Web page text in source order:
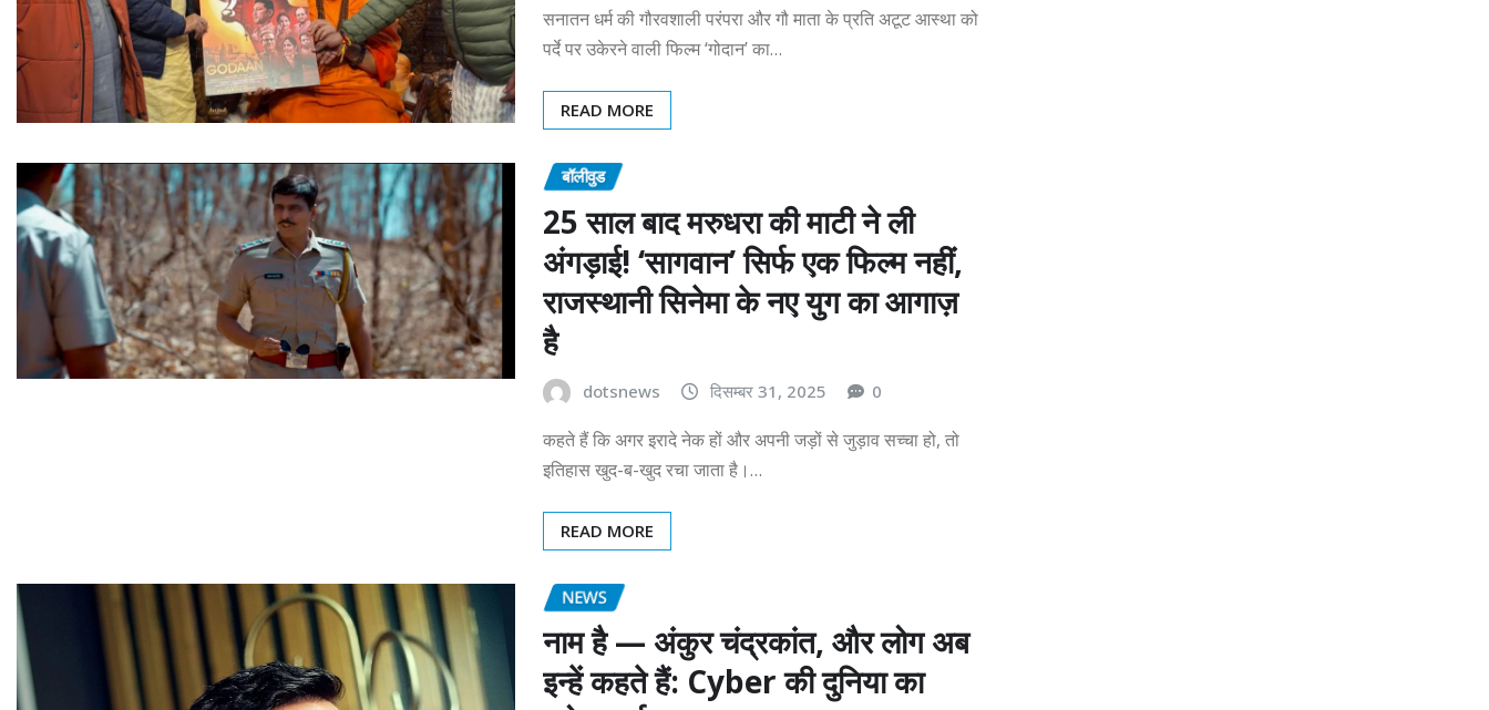
सनातन धर्म की गौरवशाली परंपरा और गौ माता के प्रति अटूट आस्था को
पर्दे पर उकेरने वाली फिल्म ‘गोदान’ का…
READ MORE
बॉलीवुड
25 साल बाद मरुधरा की माटी ने ली
अंगड़ाई! ‘सागवान’ सिर्फ एक फिल्म नहीं,
राजस्थानी सिनेमा के नए युग का आगाज़
है
dotsnews दिसम्बर 31, 2025 0
कहते हैं कि अगर इरादे नेक हों और अपनी जड़ों से जुड़ाव सच्चा हो, तो
इतिहास खुद-ब-खुद रचा जाता है।…
READ MORE
NEWS
नाम है — अंकुर चंद्रकांत, और लोग अब
इन्हें कहते हैं: Cyber की दुनिया का